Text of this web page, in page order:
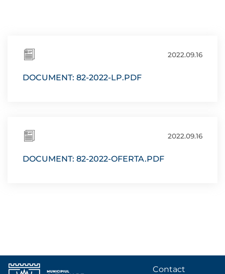
2022.09.16
DOCUMENT: 82-2022-LP.PDF
2022.09.16
DOCUMENT: 82-2022-OFERTA.PDF
Contact